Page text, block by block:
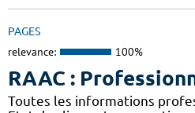
PAGES
relevance: 100%
RAAC :
Toutes les informations